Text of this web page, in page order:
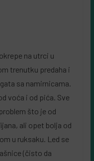
na utrci u
trenutku predaha i
sa namirnicama.
voća i od pića. Sve
što je od
ali opet bolja od
u ruksaku. Led se
(čisto da